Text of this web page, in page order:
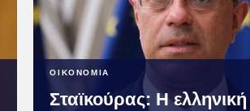
ΟΙΚΟΝΟΜΙΑ
Σταϊκούρας: Η ελληνική